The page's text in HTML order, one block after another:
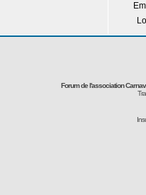
Forum de l'association